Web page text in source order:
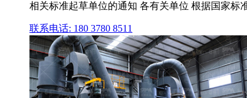
相关标准起草单位的通知 各有关单位 根据国家标
联系电话: 180 3780 8511